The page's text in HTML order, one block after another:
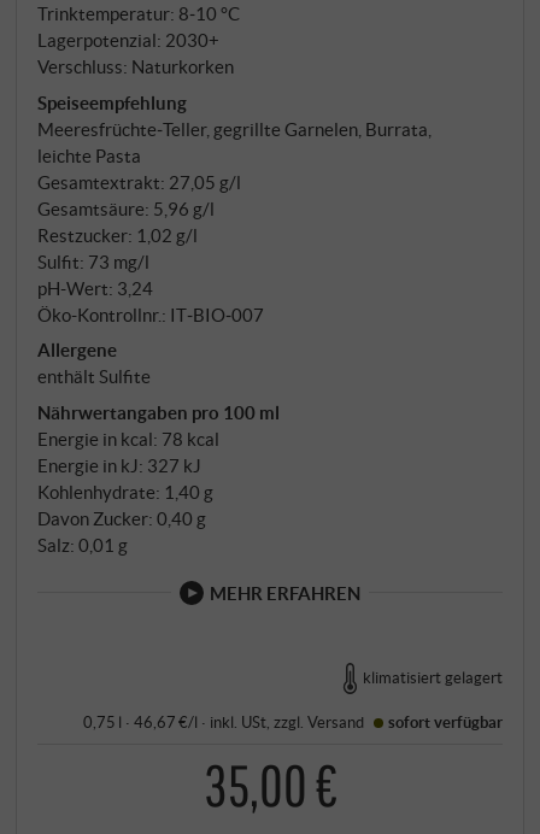
Amphoren, in denen der Wein auch den gesamten
Ausbau verbringt. Keine Klärung, keine Filtration.
Trinktemperatur: 8‑10 °C
Lagerpotenzial: 2030+
Verschluss: Naturkorken
Speiseempfehlung
Meeresfrüchte‑Teller, gegrillte Garnelen, Burrata,
leichte Pasta
Gesamtextrakt: 27,05 g/l
Gesamtsäure: 5,96 g/l
Restzucker: 1,02 g/l
Sulfit: 73 mg/l
pH-Wert: 3,24
Öko-Kontrollnr.: IT‑BIO‑007
Allergene
enthält Sulfite
Nährwertangaben pro 100 ml
Energie in kcal: 78 kcal
Energie in kJ: 327 kJ
Kohlenhydrate: 1,40 g
Davon Zucker: 0,40 g
Salz: 0,01 g
MEHR ERFAHREN
klimatisiert gelagert
0,75 l · 46,67 €/l · inkl. USt , zzgl.Versand sofort verfügbar
35,00 €